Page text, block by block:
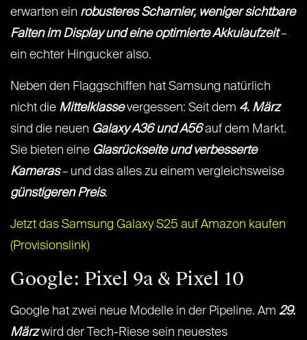
erwarten ein robusteres Scharnier, weniger sichtbare
Falten im Display und eine optimierte Akkulaufzeit–
ein echter Hingucker also.
Neben den Flaggschiffen hat Samsung natürlich
nicht die Mittelklassevergessen: Seit dem 4. März
sind die neuen Galaxy A36 und A56auf dem Markt.
Sie bieten eine Glasrückseite und verbesserte
Kameras– und das alles zu einem vergleichsweise
günstigeren Preis.
Jetzt das Samsung Galaxy S25 auf Amazon kaufen
(Provisionslink)
Google: Pixel 9a & Pixel 10
Google hat zwei neue Modelle in der Pipeline. Am 29.
März wird der Tech-Riese sein neuestes